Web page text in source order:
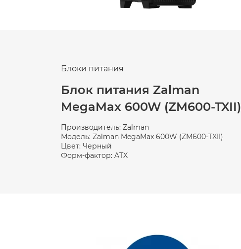
Блоки питания
Блок питания Zalman
MegaMax 600W (ZM600-TXII)
Производитель: Zalman
Модель: Zalman MegaMax 600W (ZM600-TXII)
Цвет: Черный
Форм-фактор: ATX